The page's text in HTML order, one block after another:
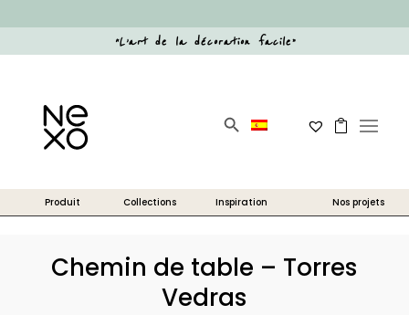
“L’art de la décoration facile”
Chemin de table – Torres
Vedras